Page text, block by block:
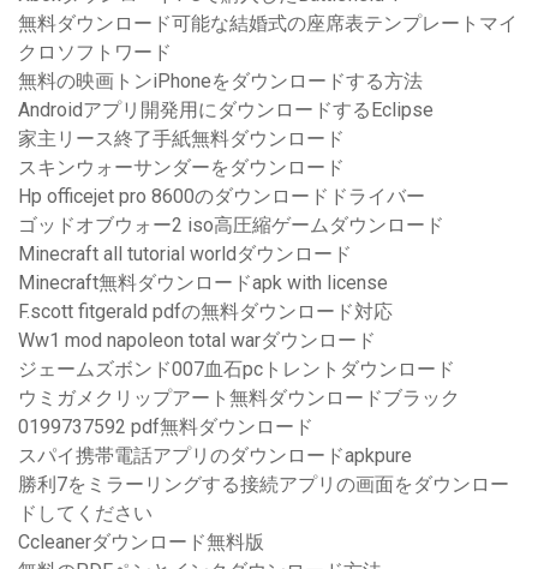
無料ダウンロード可能な結婚式の座席表テンプレートマイ
クロソフトワード
無料の映画トンiPhoneをダウンロードする方法
Androidアプリ開発用にダウンロードするEclipse
家主リース終了手紙無料ダウンロード
スキンウォーサンダーをダウンロード
Hp officejet pro 8600のダウンロードドライバー
ゴッドオブウォー2 iso高圧縮ゲームダウンロード
Minecraft all tutorial worldダウンロード
Minecraft無料ダウンロードapk with license
F.scott fitgerald pdfの無料ダウンロード対応
Ww1 mod napoleon total warダウンロード
ジェームズボンド007血石pcトレントダウンロード
ウミガメクリップアート無料ダウンロードブラック
0199737592 pdf無料ダウンロード
スパイ携帯電話アプリのダウンロードapkpure
勝利7をミラーリングする接続アプリの画面をダウンロー
ドしてください
Ccleanerダウンロード無料版